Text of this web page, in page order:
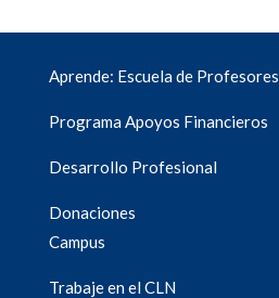
Aprende: Escuela de Profesores
Programa Apoyos Financieros
Desarrollo Profesional
Donaciones
Campus
Trabaje en el CLN